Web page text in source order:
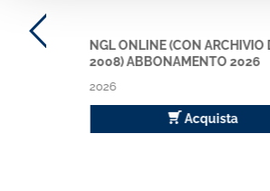
NGL ONLINE (CON ARCHIVIO
2008) ABBONAMENTO 2026
2026
Acquista